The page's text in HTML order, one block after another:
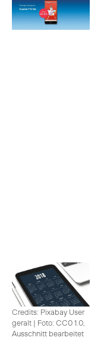
Credits: Pixabay User
geralt | Foto: CC0 1.0,
Ausschnitt bearbeitet